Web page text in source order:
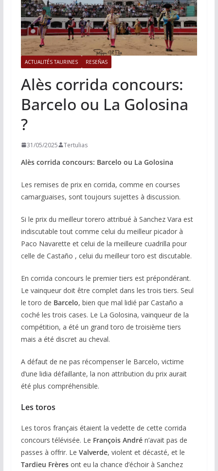
ACTUALITÉS TAURINES RESEÑAS
Alès corrida concours:
Barcelo ou La Golosina
?
31/05/2025 Tertulias
Alès corrida concours: Barcelo ou La Golosina
Les remises de prix en corrida, comme en courses
camarguaises, sont toujours sujettes à discussion.
Si le prix du meilleur torero attribué à Sanchez Vara est
indiscutable tout comme celui du meilleur picador à
Paco Navarette et celui de la meilleure cuadrilla pour
celle de Castaño , celui du meilleur toro est discutable.
En corrida concours le premier tiers est prépondérant.
Le vainqueur doit être complet dans les trois tiers. Seul
le toro de Barcelo, bien que mal lidié par Castaño a
coché les trois cases. Le La Golosina, vainqueur de la
compétition, a été un grand toro de troisième tiers
mais a été discret au cheval.
A défaut de ne pas récompenser le Barcelo, victime
d’une lidia défaillante, la non attribution du prix aurait
été plus compréhensible.
Les toros
Les toros français étaient la vedette de cette corrida
concours télévisée. Le François Andrén’avait pas de
passes à offrir. Le Valverde, violent et décasté, et le
Tardieu Frèresont eu la chance d’échoir à Sanchez